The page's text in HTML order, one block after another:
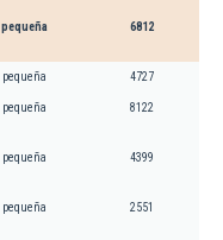
pequeña 6812
pequeña 4727
pequeña 8122
pequeña 4399
pequeña 2551